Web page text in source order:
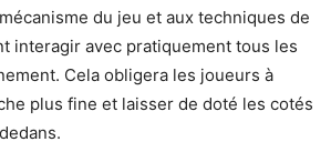
du jeu et aux techniques de
interagir avec pratiquement tous les
Cela obligera les joueurs à
plus fine et laisser de doté les cotés